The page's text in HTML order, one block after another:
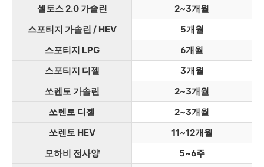
셀토스 2.0 가솔린
2~3개월
스포티지 가솔린 / HEV
5개월
스포티지 LPG
6개월
스포티지 디젤
3개월
쏘렌토 가솔린
2~3개월
쏘렌토 디젤
2~3개월
쏘렌토 HEV
11~12개월
모하비 전사양
5~6주